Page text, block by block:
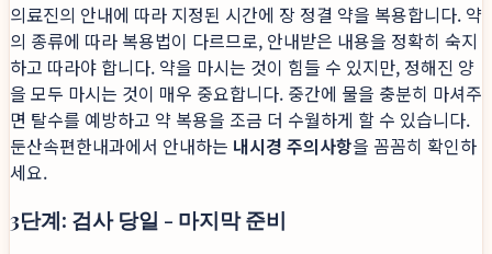
의료진의 안내에 따라 지정된 시간에 장 정결 약을 복용합니다. 약
의 종류에 따라 복용법이 다르므로, 안내받은 내용을 정확히 숙지
하고 따라야 합니다. 약을 마시는 것이 힘들 수 있지만, 정해진 양
을 모두 마시는 것이 매우 중요합니다. 중간에 물을 충분히 마셔주
면 탈수를 예방하고 약 복용을 조금 더 수월하게 할 수 있습니다.
둔산속편한내과에서 안내하는 내시경 주의사항을 꼼꼼히 확인하
세요.
3단계: 검사 당일 - 마지막 준비